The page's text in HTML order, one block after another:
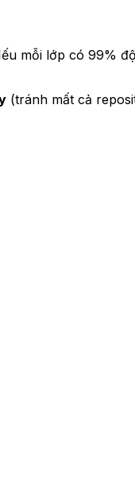
mỗi lớp có 99%
(tránh mất cả